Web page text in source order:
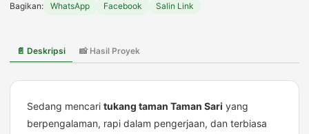
Sari
&
Bagikan: WhatsApp Facebook Salin Link
📄 Deskripsi 📸 Hasil Proyek
Sedang mencari tukang taman Taman Sari yang
berpengalaman, rapi dalam pengerjaan, dan terbiasa